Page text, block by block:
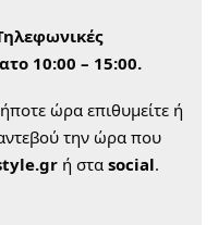
10:00 – 15:00.
ώρα επιθυμείτε ή
την ώρα που
ή στα social.